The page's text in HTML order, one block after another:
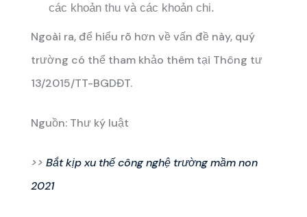
các khoản thu và các khoản chi.
Ngoài ra, để hiểu rõ hơn về vấn đề này, quý
trường có thể tham khảo thêm tại Thông tư
13/2015/TT-BGDĐT.
Nguồn: Thư ký luật
>> Bắt kịp xu thế công nghệ trường mầm non
2021